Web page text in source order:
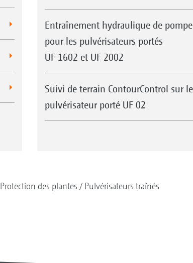
Entraînement hydraulique de pompe
pour les pulvérisateurs portés
UF 1602 et UF 2002
Suivi de terrain ContourControl sur le
pulvérisateur porté UF 02
Protection des plantes Pulvérisateurs traînés